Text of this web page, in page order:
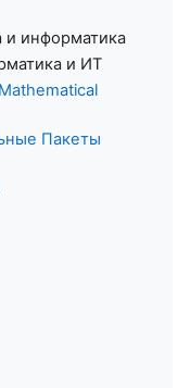
и информатика
и ИТ
Пакеты